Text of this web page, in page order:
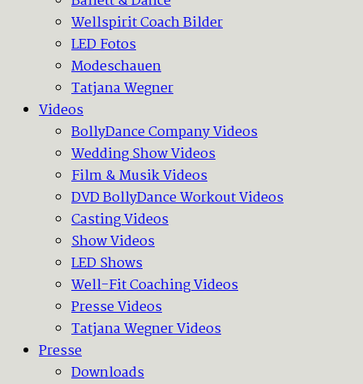
Wellspirit Coach Bilder
LED Fotos
Modeschauen
Tatjana Wegner
Videos
BollyDance Company Videos
Wedding Show Videos
Film & Musik Videos
DVD BollyDance Workout Videos
Casting Videos
Show Videos
LED Shows
Well-Fit Coaching Videos
Presse Videos
Tatjana Wegner Videos
Presse
Downloads